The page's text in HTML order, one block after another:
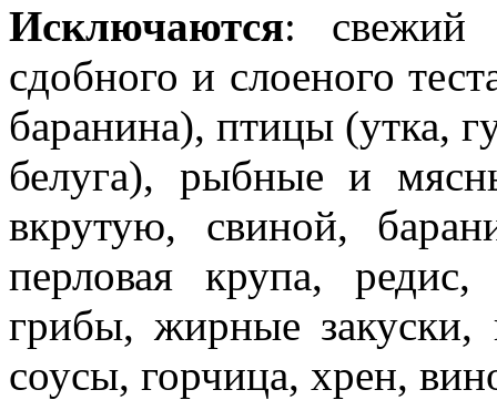
Исключаются: свежий
сдобного и слоеного
баранина), птицы (утка,
белуга), рыбные и
вкрутую, свиной,
перловая крупа,
грибы, жирные
соусы, горчица, хрен,